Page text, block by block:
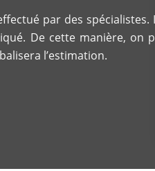
par des
De cette manière, on
balisera l’estimation.